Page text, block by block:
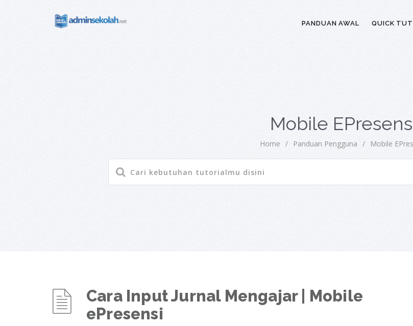
PANDUAN AWAL QUICK
Mobile
Home / Panduan Pengguna / Mobile
Cara Input Jurnal Mengajar | Mobile
ePresensi